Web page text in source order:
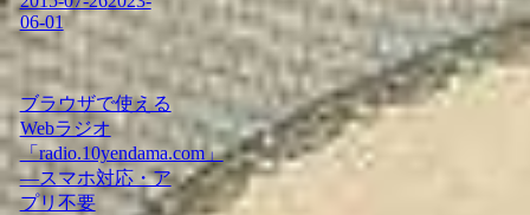
06-01
ブラウザで使える
Webラジオ
「radio.10yendama.com」
―スマホ対応・ア
プリ不要